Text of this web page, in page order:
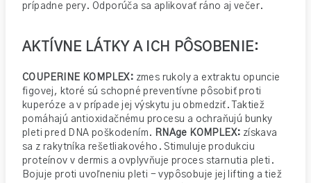
prípadne pery. Odporúča sa aplikovať ráno aj večer.
AKTÍVNE LÁTKY A ICH PÔSOBENIE:
COUPERINE KOMPLEX: zmes rukoly a extraktu opuncie
figovej, ktoré sú schopné preventívne pôsobiť proti
kuperóze a v prípade jej výskytu ju obmedziť. Taktiež
pomáhajú antioxidačnému procesu a ochraňujú bunky
pleti pred DNA poškodením. RNAge KOMPLEX: získava
sa z rakytníka rešetliakového. Stimuluje produkciu
proteínov v dermis a ovplyvňuje proces starnutia pleti.
Bojuje proti uvoľneniu pleti - vypôsobuje jej lifting a tiež